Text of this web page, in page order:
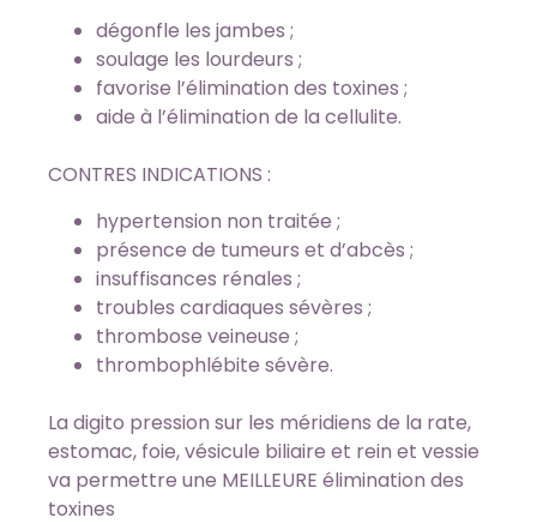
dégonfle les jambes ;
soulage les lourdeurs ;
favorise l’élimination des toxines ;
aide à l’élimination de la cellulite.
CONTRES INDICATIONS :
hypertension non traitée ;
présence de tumeurs et d’abcès ;
insuffisances rénales ;
troubles cardiaques sévères ;
thrombose veineuse ;
thrombophlébite sévère.
La digito pression sur les méridiens de la rate,
estomac, foie, vésicule biliaire et rein et vessie
va permettre une MEILLEURE élimination des
toxines